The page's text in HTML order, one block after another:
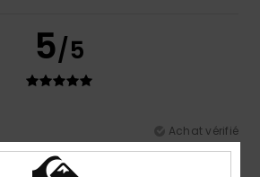
5/5
Achat vérifié
idéale pour l'été